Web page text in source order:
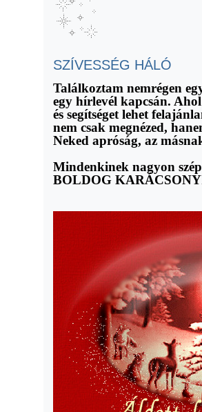
SZÍVESSÉG HÁLÓ
Találkoztam nemrégen
egy hírlevél kapcsán.
és segítséget lehet
nem csak megnézed,
Neked apróság, az
Mindenkinek nagyon
BOLDOG